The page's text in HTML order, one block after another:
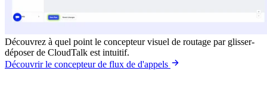
Découvrez à quel point le concepteur visuel de routage par glisser-
déposer de CloudTalk est intuitif.
Découvrir le concepteur de flux de d'appels